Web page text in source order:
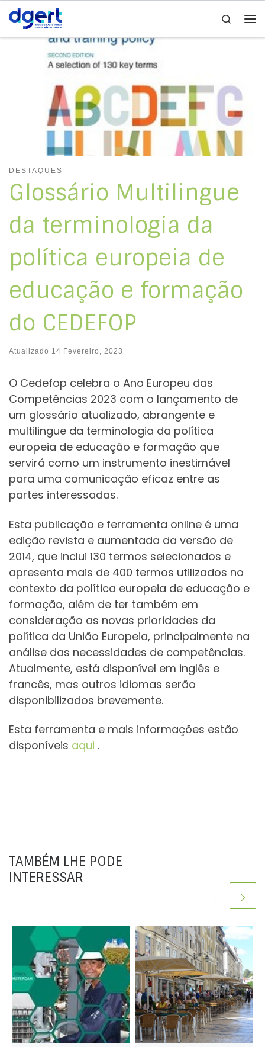
Skip to content
Search
DESTAQUES
Glossário Multilingue
da terminologia da
política europeia de
educação e formação
do CEDEFOP
Atualizado 14 Fevereiro, 2023
O Cedefop celebra o Ano Europeu das
Competências 2023 com o lançamento de
um glossário atualizado, abrangente e
multilingue da terminologia da política
europeia de educação e formação que
servirá como um instrumento inestimável
para uma comunicação eficaz entre as
partes interessadas.
Esta publicação e ferramenta online é uma
edição revista e aumentada da versão de
2014, que inclui 130 termos selecionados e
apresenta mais de 400 termos utilizados no
contexto da política europeia de educação e
formação, além de ter também em
consideração as novas prioridades da
política da União Europeia, principalmente na
análise das necessidades de competências.
Atualmente, está disponível em inglês e
francês, mas outros idiomas serão
disponibilizados brevemente.
Esta ferramenta e mais informações estão
disponíveis aqui .
TAMBÉM LHE PODE
INTERESSAR